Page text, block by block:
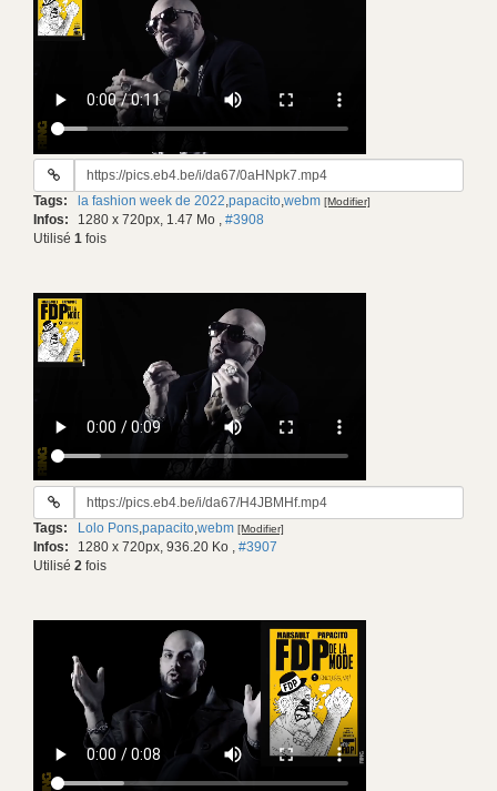
URL
gif:
Tags: la fashion week de 2022,papacito,webm [Modifier]
Infos: 1280 x 720px, 1.47 Mo , #3908
Utilisé 1 fois
URL
gif:
Tags: Lolo Pons,papacito,webm [Modifier]
Infos: 1280 x 720px, 936.20 Ko , #3907
Utilisé 2 fois